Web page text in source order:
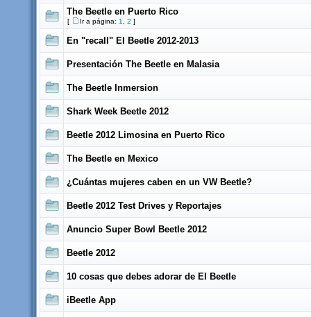
The Beetle en Puerto Rico
[ Ir a página: 1 2 ]
En "recall" El Beetle 2012-2013
Presentación The Beetle en Malasia
The Beetle Inmersion
Shark Week Beetle 2012
Beetle 2012 Limosina en Puerto Rico
The Beetle en Mexico
¿Cuántas mujeres caben en un VW Beetle?
Beetle 2012 Test Drives y Reportajes
Anuncio Super Bowl Beetle 2012
Beetle 2012
10 cosas que debes adorar de El Beetle
iBeetle App